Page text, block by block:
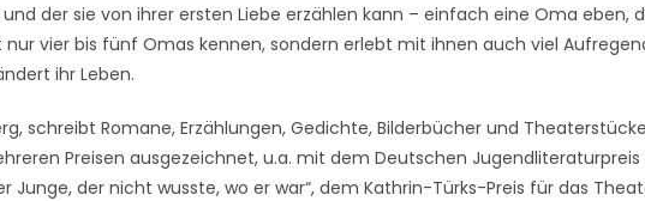
der sie von ihrer ersten Liebe erzählen kann – einfach eine Oma eben,
vier bis fünf Omas kennen, sondern erlebt mit ihnen auch viel
ihr Leben.
schreibt Romane, Erzählungen, Gedichte, Bilderbücher und
Preisen ausgezeichnet, u.a. mit dem Deutschen Jugendliteraturpreis
Junge, der nicht wusste, wo er war“, dem Kathrin-Türks-Preis für das